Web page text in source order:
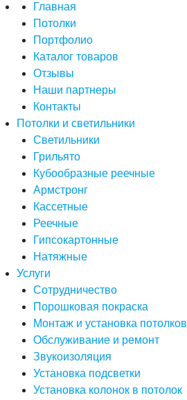
Главная
Потолки
Портфолио
Каталог товаров
Отзывы
Наши партнеры
Контакты
Потолки и светильники
Светильники
Грильято
Кубообразные реечные
Армстронг
Кассетные
Реечные
Гипсокартонные
Натяжные
Услуги
Сотрудничество
Порошковая покраска
Монтаж и установка потолков
Обслуживание и ремонт
Звукоизоляция
Установка подсветки
Установка колонок в потолок